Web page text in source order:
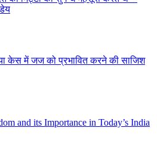
केस में जज को प्रभावित करने की साजिश
and its Importance in Today’s India